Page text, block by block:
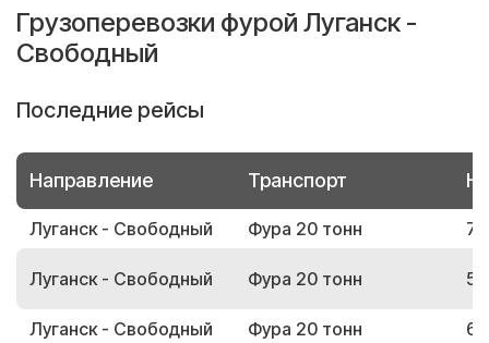
Грузоперевозки фурой Луганск -
Свободный
Последние рейсы
Направление Транспорт
Луганск - Свободный Фура 20 тонн
Луганск - Свободный Фура 20 тонн
Луганск - Свободный Фура 20 тонн